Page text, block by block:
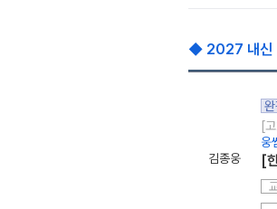
◆ 2027 내신
김종웅
[
웅
[